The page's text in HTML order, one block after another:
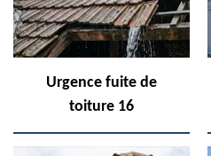
Urgence fuite de
toiture 16